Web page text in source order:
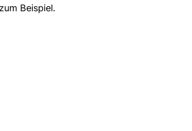
Beispiel.